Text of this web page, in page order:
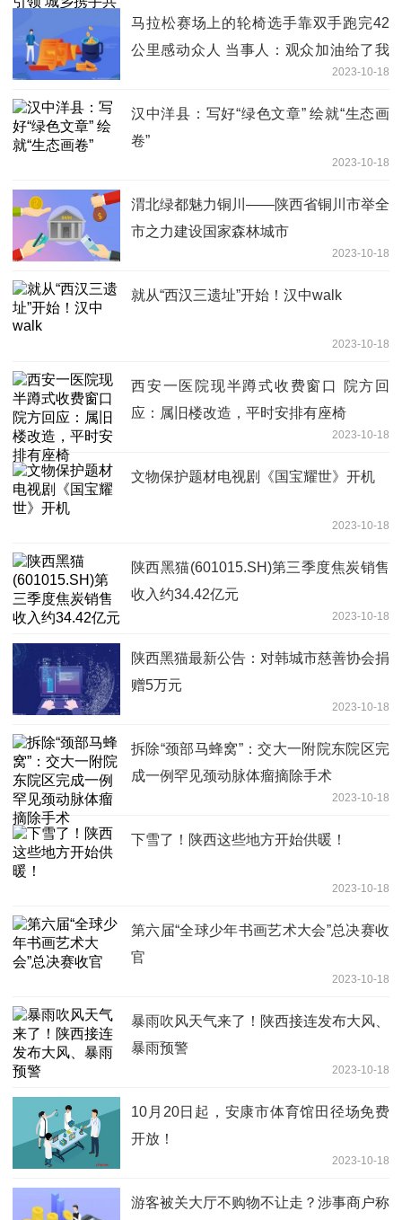
马拉松赛场上的轮椅选手靠双手跑完42
公里感动众人 当事人：观众加油给了我
2023-10-18
汉中洋县：写好“绿色文章” 绘就“生态画
卷”
2023-10-18
渭北绿都魅力铜川——陕西省铜川市举全
市之力建设国家森林城市
2023-10-18
就从“西汉三遗址”开始！汉中walk
2023-10-18
西安一医院现半蹲式收费窗口 院方回
应：属旧楼改造，平时安排有座椅
2023-10-18
文物保护题材电视剧《国宝耀世》开机
2023-10-18
陕西黑猫(601015.SH)第三季度焦炭销售
收入约34.42亿元
2023-10-18
陕西黑猫最新公告：对韩城市慈善协会捐
赠5万元
2023-10-18
拆除“颈部马蜂窝”：交大一附院东院区完
成一例罕见颈动脉体瘤摘除手术
2023-10-18
下雪了！陕西这些地方开始供暖！
2023-10-18
第六届“全球少年书画艺术大会”总决赛收
官
2023-10-18
暴雨吹风天气来了！陕西接连发布大风、
暴雨预警
2023-10-18
10月20日起，安康市体育馆田径场免费
开放！
2023-10-18
游客被关大厅不购物不让走？涉事商户称